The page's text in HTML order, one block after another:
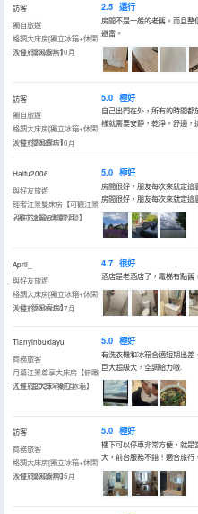
訪客
獨自旅遊
格調大床房[獨立冰箱+休閑
沙發+簡易廚房】
入住於2025年10月
2.5 還行
房間不是一般的老舊。而且整
避雷。
訪客
獨自旅遊
格調大床房[獨立冰箱+休閑
沙發+簡易廚房】
入住於2025年10月
5.0 極好
自己出門在外，所有的時間
樣就需要安靜，乾淨。舒適，
Haifu2006
與好友旅遊
輕奢江景雙床房【可觀江景
+獨立冰箱+休閑沙發】
入住於2025年07月
5.0 極好
房間很好，朋友每次來就定這
房間很好，朋友每次來就定這
April_
與好友旅遊
格調大床房[獨立冰箱+休閑
沙發+簡易廚房】
入住於2025年07月
4.7 很好
酒店是老酒店了，電梯有點舊
Tianyinbuxiayu
商務旅客
月幕江景尊享大床房【俯瞰
江景+超大床+獨立冰箱】
入住於2025年07月
5.0 極好
有洗衣機和冰箱合適短期出差
巨大超級大，空調給力嗷.
訪客
商務旅客
格調大床房[獨立冰箱+休閑
沙發+簡易廚房】
入住於2025年05月
5.0 極好
樓下可以停車非常方便，就是
大，前台服務不錯！適合旅行